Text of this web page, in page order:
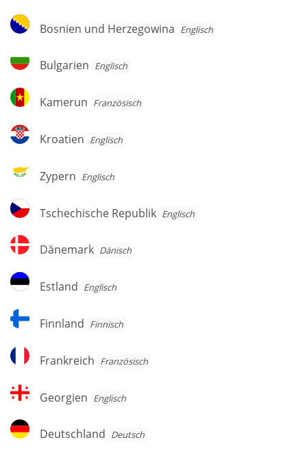
Bosnien
und
Bosnien und Herzegowina Englisch
Bulgarien
Bulgarien Englisch
Kamerun
Kamerun Französisch
Kroatien
Kroatien Englisch
Zypern
Zypern Englisch
Tschechische
Republik
Tschechische Republik Englisch
Dänemark
Dänemark Dänisch
Estland
Estland Englisch
Finnland
Finnland Finnisch
Frankreich
Frankreich Französisch
Georgien
Georgien Englisch
Deutschland
Deutschland Deutsch